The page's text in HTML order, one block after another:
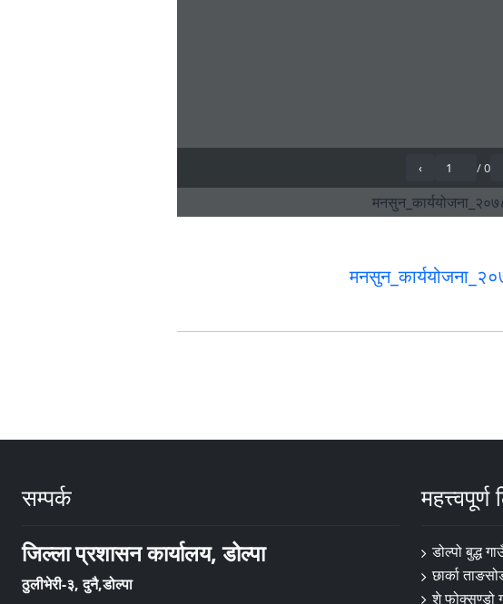
सम्पर्क
जिल्ला प्रशासन कार्यालय, डोल्पा
ठुलीभेरी-३, दुनै,डोल्पा
डोल्पो बुद्ध
छार्का
शे फोक्सुण्डो